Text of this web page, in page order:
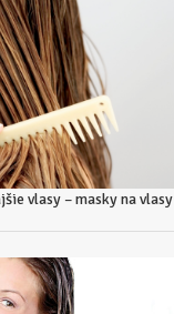
vlasy – masky na vlasy